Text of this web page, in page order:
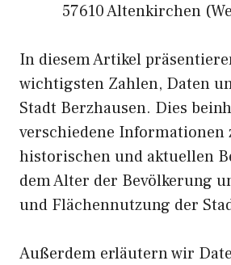
57610 Altenkirchen
In diesem Artikel
wichtigsten Zahlen, Daten
Stadt Berzhausen. Dies
verschiedene Informationen
historischen und aktuellen
dem Alter der Bevölkerung
und Flächennutzung der
Außerdem erläutern wir